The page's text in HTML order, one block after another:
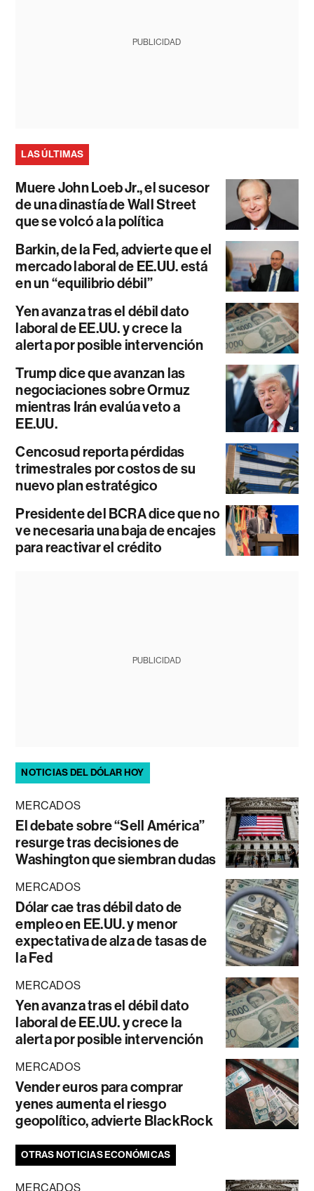
PUBLICIDAD
LAS ÚLTIMAS
Muere John Loeb Jr., el sucesor
de una dinastía de Wall Street
que se volcó a la política
Barkin, de la Fed, advierte que el
mercado laboral de EE.UU. está
en un “equilibrio débil”
Yen avanza tras el débil dato
laboral de EE.UU. y crece la
alerta por posible intervención
Trump dice que avanzan las
negociaciones sobre Ormuz
mientras Irán evalúa veto a
EE.UU.
Cencosud reporta pérdidas
trimestrales por costos de su
nuevo plan estratégico
Presidente del BCRA dice que no
ve necesaria una baja de encajes
para reactivar el crédito
PUBLICIDAD
NOTICIAS DEL DÓLAR HOY
MERCADOS
El debate sobre “Sell América”
resurge tras decisiones de
Washington que siembran dudas
MERCADOS
Dólar cae tras débil dato de
empleo en EE.UU. y menor
expectativa de alza de tasas de
la Fed
MERCADOS
Yen avanza tras el débil dato
laboral de EE.UU. y crece la
alerta por posible intervención
MERCADOS
Vender euros para comprar
yenes aumenta el riesgo
geopolítico, advierte BlackRock
OTRAS NOTICIAS ECONÓMICAS
MERCADOS